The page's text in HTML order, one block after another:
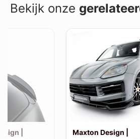
Bekijk onze
|
Maxton Design |